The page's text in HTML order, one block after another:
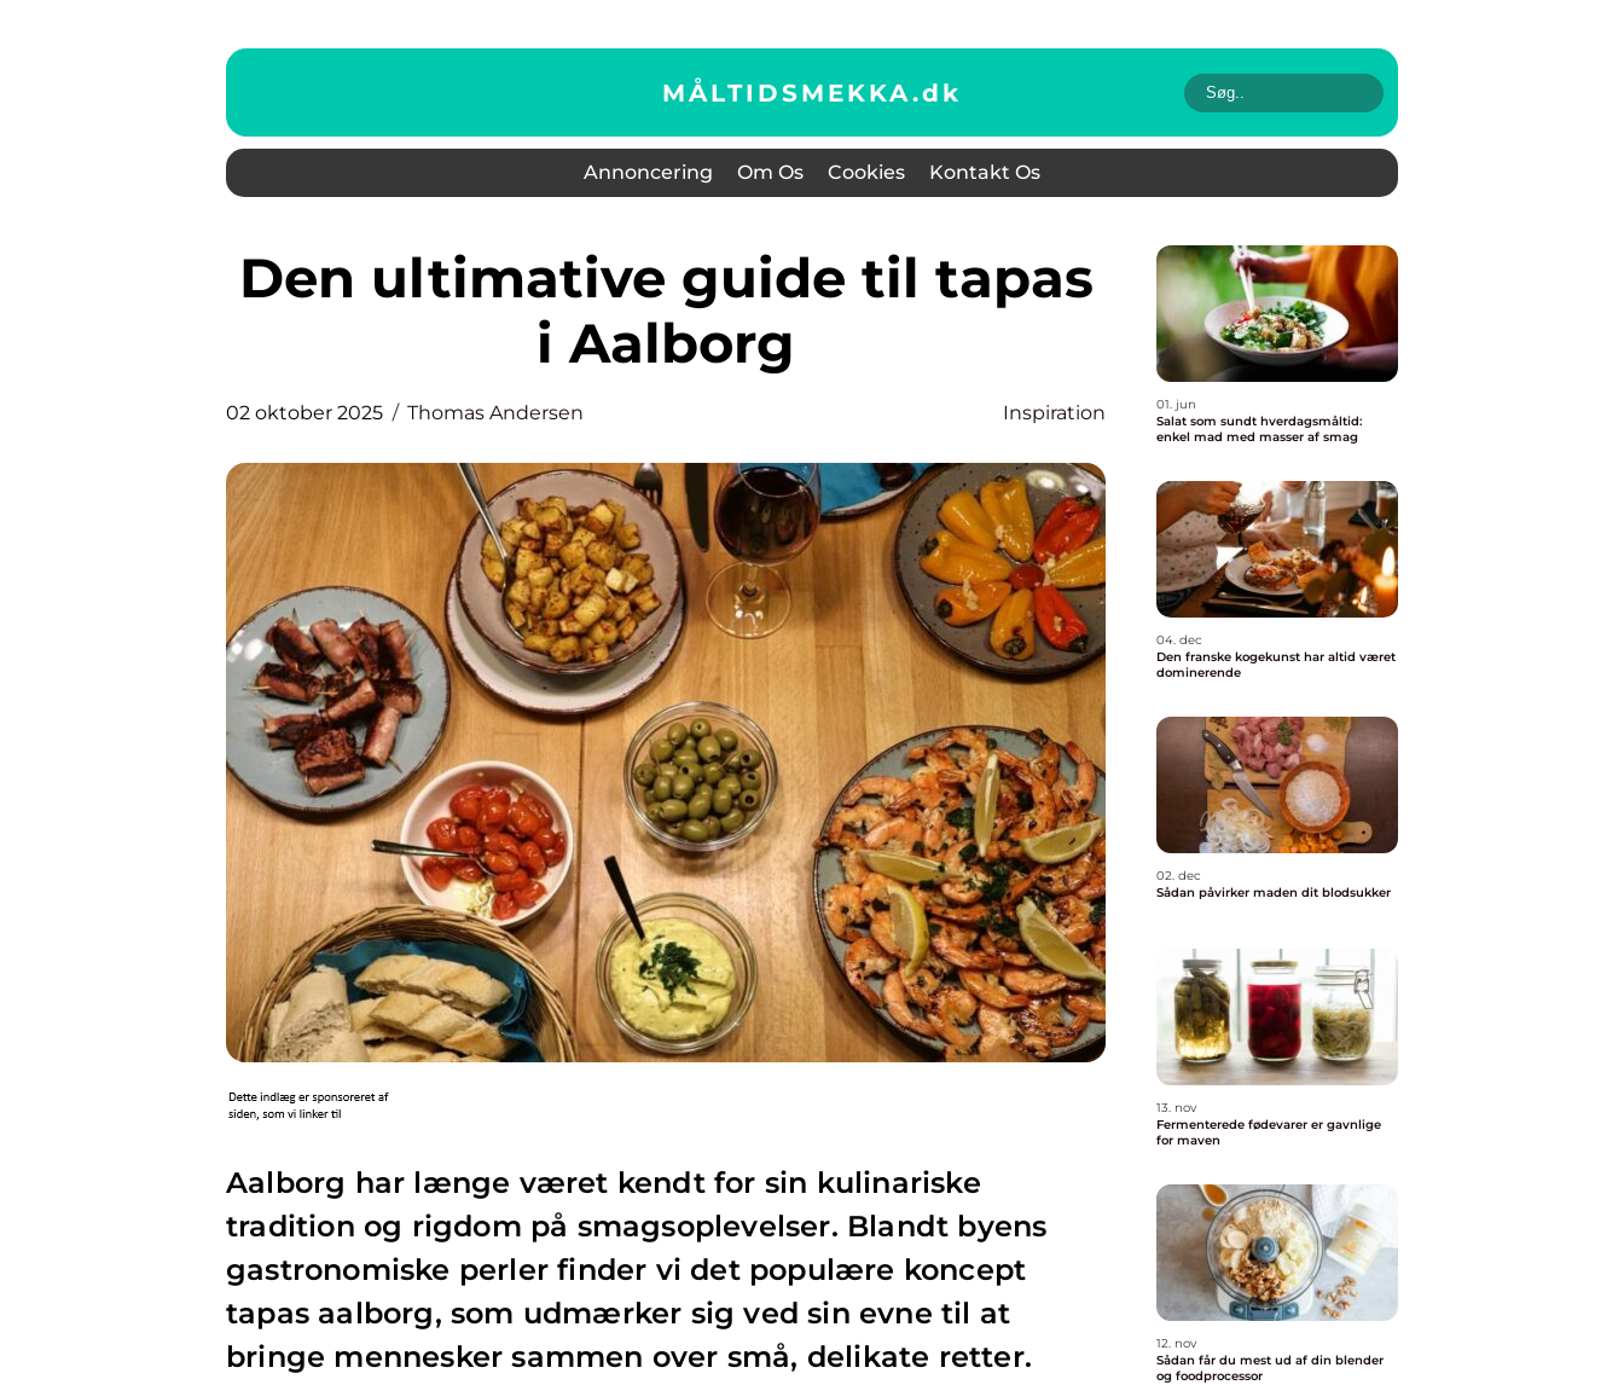
MÅLTIDSMEKKA.dk
Annoncering Om Os Cookies Kontakt Os
Den ultimative guide til tapas
i Aalborg
02 oktober 2025 Thomas Andersen Inspiration
Aalborg har længe været kendt for sin kulinariske
tradition og rigdom på smagsoplevelser. Blandt byens
gastronomiske perler finder vi det populære koncept
tapas aalborg, som udmærker sig ved sin evne til at
bringe mennesker sammen over små, delikate retter.
01. jun
Salat som sundt hverdagsmåltid:
enkel mad med masser af smag
04. dec
Den franske kogekunst har altid været
dominerende
02. dec
Sådan påvirker maden dit blodsukker
13. nov
Fermenterede fødevarer er gavnlige
for maven
12. nov
Sådan får du mest ud af din blender
og foodprocessor